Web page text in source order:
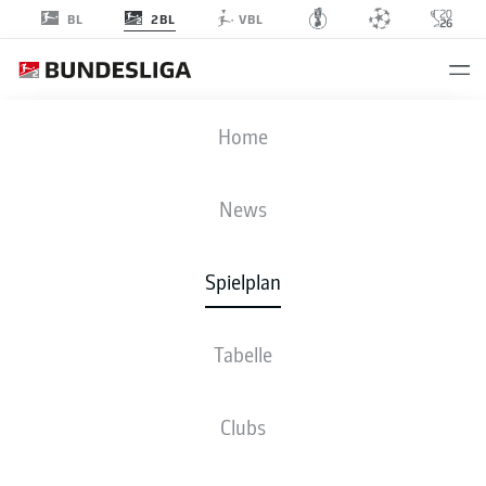
BL 2BL VBL
Home
News
Spielplan
Tabelle
Clubs
STP
AUFSTELLUNGEN